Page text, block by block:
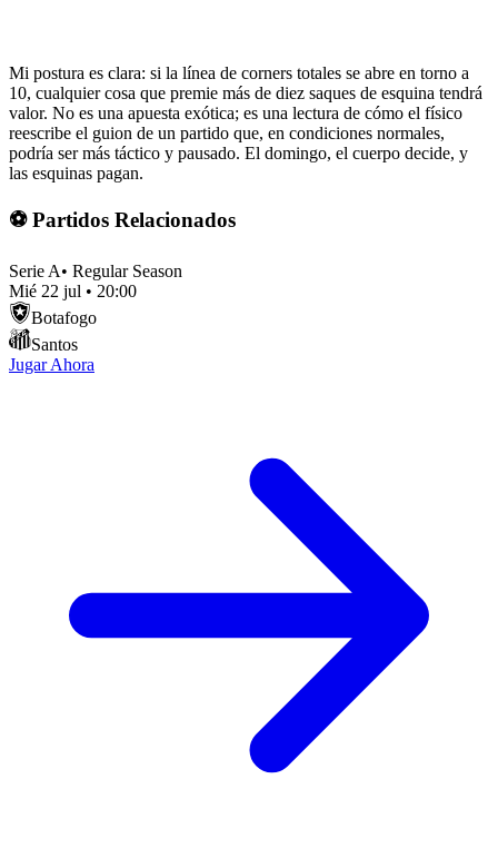
Mi postura es clara: si la línea de corners totales se abre en torno a
10, cualquier cosa que premie más de diez saques de esquina tendrá
valor. No es una apuesta exótica; es una lectura de cómo el físico
reescribe el guion de un partido que, en condiciones normales,
podría ser más táctico y pausado. El domingo, el cuerpo decide, y
las esquinas pagan.
⚽ Partidos Relacionados
Serie A• Regular Season
Mié 22 jul • 20:00
Botafogo
Santos
Jugar Ahora